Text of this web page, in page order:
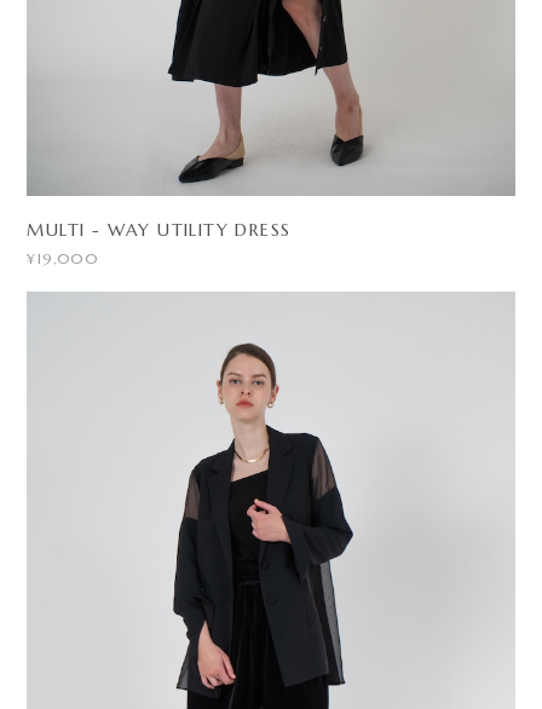
MULTI - WAY UTILITY DRESS
¥19,000